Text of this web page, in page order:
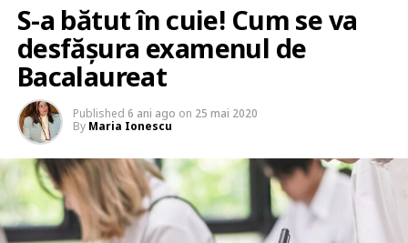
S-a bătut în cuie! Cum se va
desfăşura examenul de
Bacalaureat
Published 6 ani ago on 25 mai 2020
By Maria Ionescu